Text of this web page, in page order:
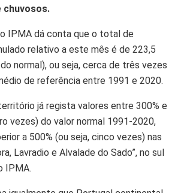
chuvosos.
IPMA dá conta que o total de
relativo a este mês é de 223,5
normal), ou seja, cerca de três vezes
de referência entre 1991 e 2020.
já regista valores entre 300% e
vezes) do valor normal 1991-2020,
a 500% (ou seja, cinco vezes) nas
Lavradio e Alvalade do Sado”, no sul
IPMA.